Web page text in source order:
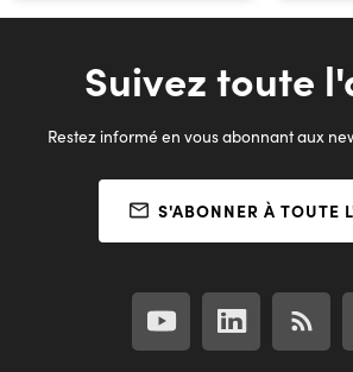
Suivez toute
Restez informé en vous abonnant aux
S'ABONNER À TOUTE